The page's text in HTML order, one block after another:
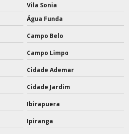
Vila Sonia
Água Funda
Campo Belo
Campo Limpo
Cidade Ademar
Cidade Jardim
Ibirapuera
Ipiranga